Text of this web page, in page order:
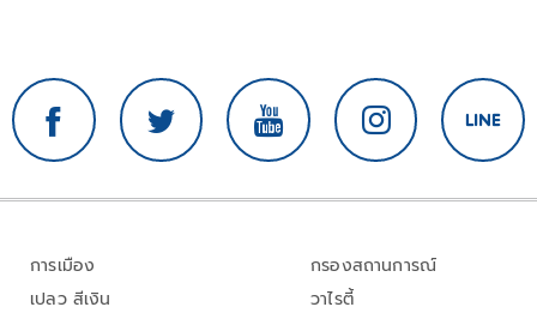
การเมือง
เปลว สีเงิน
กรองสถานการณ์
วาไรตี้